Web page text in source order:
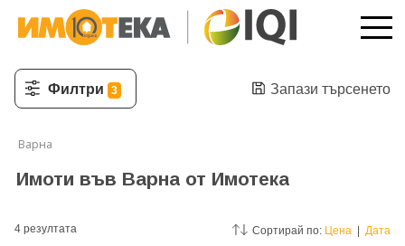
Филтри 3 Запази търсенето
Варна
Имоти във Варна от Имотека
4 резултатa Сортирай по: Цена Дата